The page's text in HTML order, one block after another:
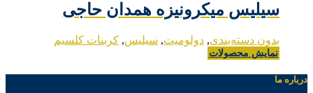
سیلیس میکرونیزه همدان حاجی
بدون دسته‌بندی, دولومیت, سیلیس, کربنات کلسیم
نمایش محصولات
درباره ما